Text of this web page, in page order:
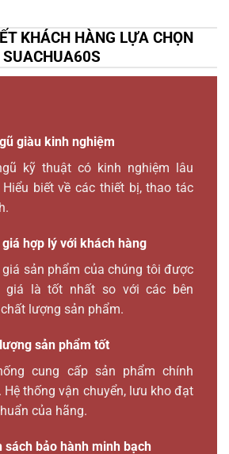
KHÁCH HÀNG LỰA CHỌN
SUACHUA60S
giàu kinh nghiệm
kỹ thuật có kinh nghiệm lâu
Hiểu biết về các thiết bị, thao tác
giá hợp lý với khách hàng
giá sản phẩm của chúng tôi được
giá là tốt nhất so với các bên
lượng sản phẩm.
sản phẩm tốt
cung cấp sản phẩm chính
Hệ thống vận chuyển, lưu kho đạt
của hãng.
sách bảo hành minh bạch